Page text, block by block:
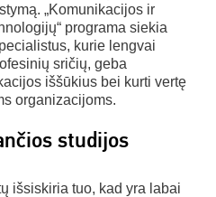
„Komunikacijos ir
programa siekia
kurie lengvai
sričių, geba
iššūkius bei kurti vertę
organizacijoms.
studijos
išsiskiria tuo, kad yra labai